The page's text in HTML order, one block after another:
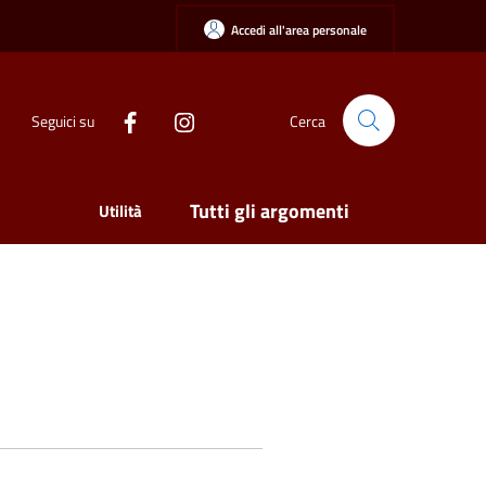
Accedi all'area personale
Seguici su Cerca
Utilità Tutti gli argomenti